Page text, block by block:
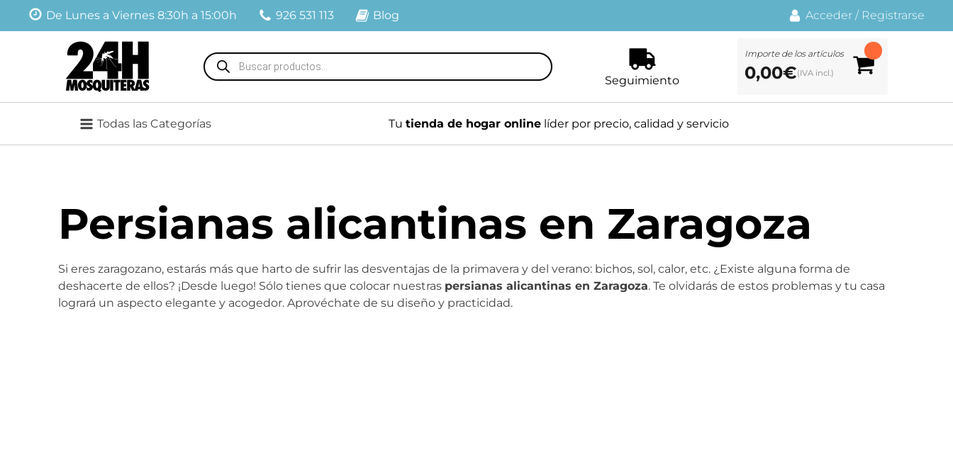
De Lunes a Viernes 8:30h a 15:00h 926 531 113 Blog Acceder / Registrarse
Búsqueda
de
Seguimiento
Importe de los artículos
0,00€
Todas las Categorías Tu tienda de hogar onlinelíder por precio, calidad y servicio
Persianas alicantinas en Zaragoza
Si eres zaragozano, estarás más que harto de sufrir las desventajas de la primavera y del verano: bichos, sol, calor, etc. ¿Existe alguna forma de
deshacerte de ellos? ¡Desde luego! Sólo tienes que colocar nuestras persianas alicantinas en Zaragoza. Te olvidarás de estos problemas y tu casa
logrará un aspecto elegante y acogedor. Aprovéchate de su diseño y practicidad.